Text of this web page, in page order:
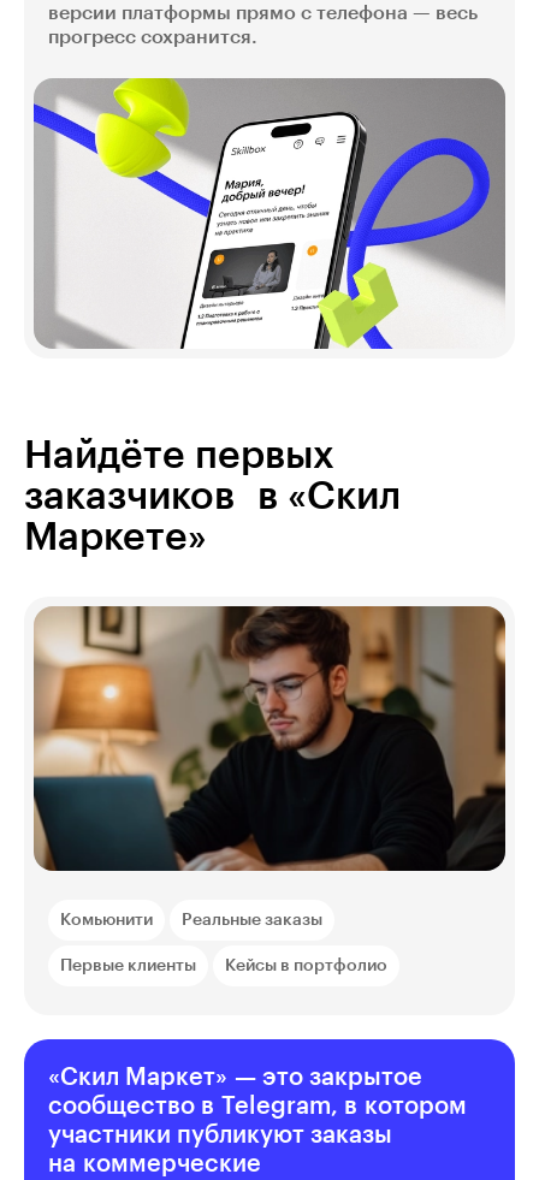
версии платформы прямо с телефона — весь
прогресс сохранится.
Найдёте первых
заказчиков в «Скил
Маркете»
Комьюнити Реальные заказы
Первые клиенты Кейсы в портфолио
«Скил Маркет» — это закрытое
сообщество в Telegram, в котором
участники публикуют заказы
на коммерческие